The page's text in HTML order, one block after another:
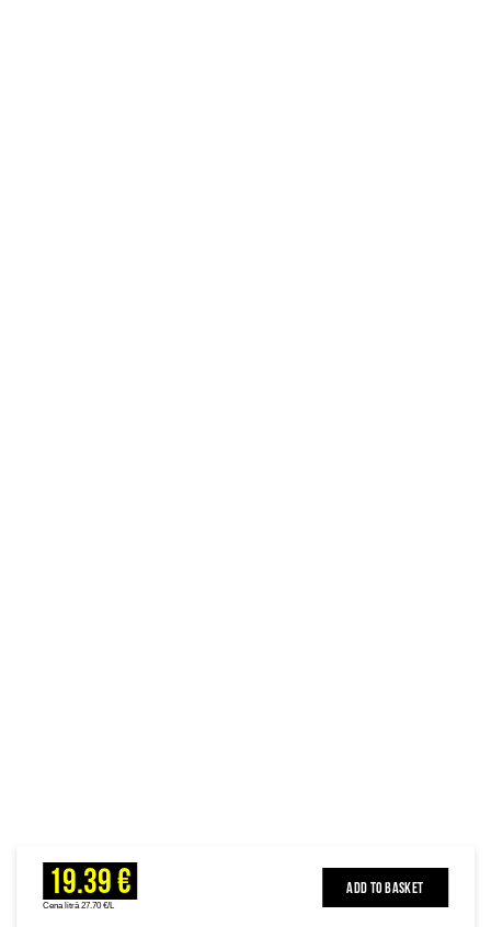
19.39 €
Cena litrā 27.70 €/L
ADD TO BASKET